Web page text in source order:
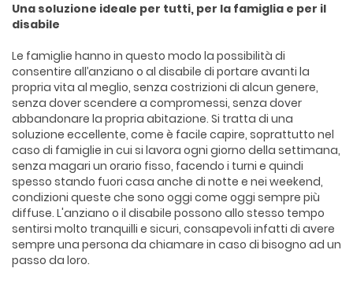
Una soluzione ideale per tutti, per la famiglia e per il
disabile
Le famiglie hanno in questo modo la possibilità di
consentire all’anziano o al disabile di portare avanti la
propria vita al meglio, senza costrizioni di alcun genere,
senza dover scendere a compromessi, senza dover
abbandonare la propria abitazione. Si tratta di una
soluzione eccellente, come è facile capire, soprattutto nel
caso di famiglie in cui si lavora ogni giorno della settimana,
senza magari un orario fisso, facendo i turni e quindi
spesso stando fuori casa anche di notte e nei weekend,
condizioni queste che sono oggi come oggi sempre più
diffuse. L'anziano o il disabile possono allo stesso tempo
sentirsi molto tranquilli e sicuri, consapevoli infatti di avere
sempre una persona da chiamare in caso di bisogno ad un
passo da loro.